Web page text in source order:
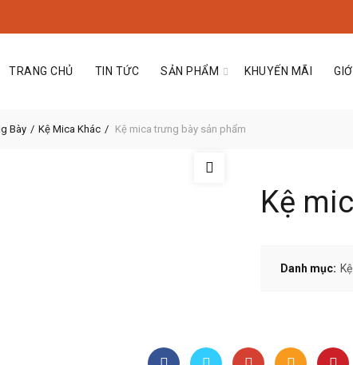
TRANG CHỦ TIN TỨC SẢN PHẨM KHUYẾN MÃI
Bày Kệ Mica Khác Kệ mica trưng bày sản phẩm
Kệ
Danh mục: